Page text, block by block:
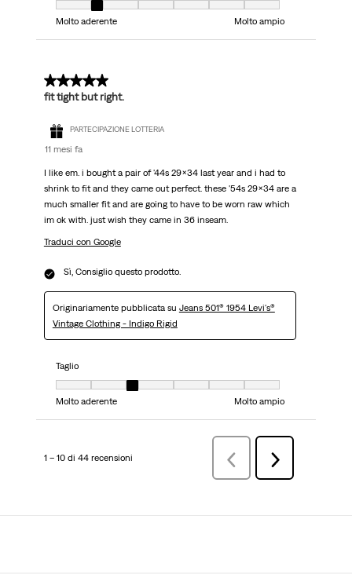
Taglio, 2 su 7, dove 1 è uguale a Molto aderente e 7 è uguale a Molto ampio
Molto aderente
Molto ampio
5 su 5 stelle.
fit tight but right.
PARTECIPAZIONE LOTTERIA
11 mesi fa
I like em. i bought a pair of '44s 29x34 last year and i had to
shrink to fit and they came out perfect. these '54s 29x34 are a
much smaller fit and are going to have to be worn raw which
im ok with. just wish they came in 36 inseam.
Traduci con Google
Sì, Consiglio questo prodotto.
Originariamente pubblicata su Jeans 501® 1954 Levi's®
Vintage Clothing - Indigo Rigid
Taglio
Taglio, 3 su 7, dove 1 è uguale a Molto aderente e 7 è uguale a Molto
Molto aderente
Molto ampio
1 – 10 di 44 recensioni Precedenterecensioni
Successiva
recensioni